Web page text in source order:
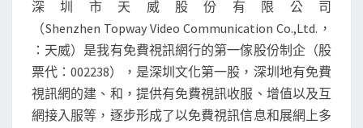
深圳市天威股份有限公司
（Shenzhen Topway Video Communication Co.,Ltd.，
：天威）是我有免費視訊網行的第一傢股份制企（股
票代：002238），是深圳文化第一股，深圳地有免費
視訊網的建、和，提供有免費視訊收服、增值以及互
網接入服等，逐步形成了以免費視訊信息和展網上多